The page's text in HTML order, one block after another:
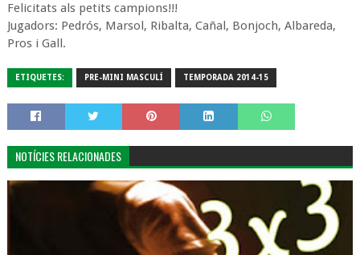
Felicitats als petits campions!!!
Jugadors: Pedrós, Marsol, Ribalta, Cañal, Bonjoch, Albareda,
Pros i Gall.
ETIQUETES: PRE-MINI MASCULÍ TEMPORADA 2014-15
NOTÍCIES RELACIONADES